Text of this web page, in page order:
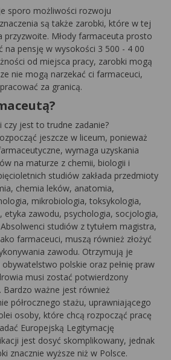
sporo możliwości rozwoju
są także zarobki, które w tej
przyzwoite. Młody farmaceuta prosto
na pensję w wysokości 3 500 - 4 00
od miejsca pracy, zarobki mogą
nie mogą narzekać ci farmaceuci,
za granicą.
czy jest to trudne zadanie?
jeszcze w liceum, ponieważ
wymaga uzyskania
na maturze z chemii, biologii i
studiów zakłada przedmioty
chemia leków, anatomia,
mikrobiologia, toksykologia,
etyka zawodu, psychologia, socjologia,
studiów z tytułem magistra,
farmaceuci, muszą również złożyć
zawodu. Otrzymują je
polskie oraz pełnię praw
musi zostać potwierdzony
Bardzo ważne jest również
półrocznego stażu, uprawniającego
osoby, które chcą rozpocząć pracę
Europejską Legitymację
jest dosyć skomplikowany, jednak
znacznie wyższe niż w Polsce.